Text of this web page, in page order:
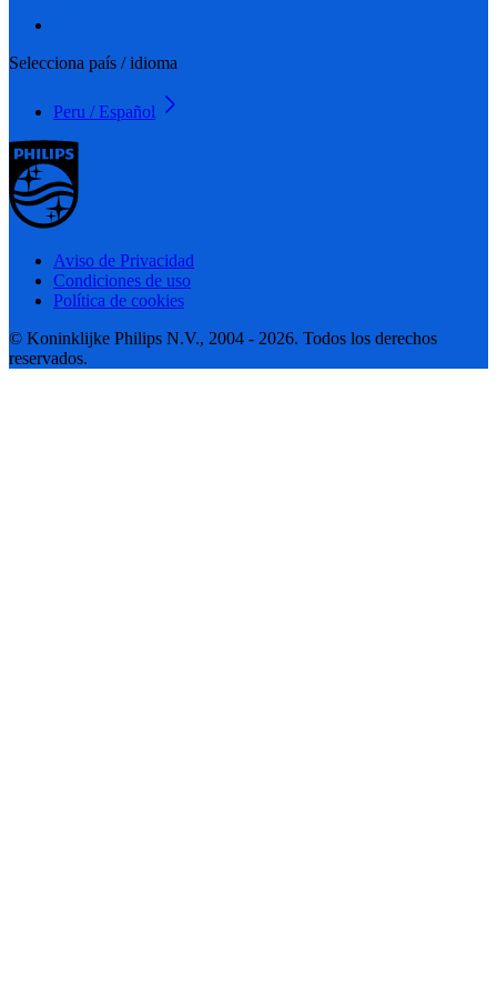
Selecciona país / idioma
Peru / Español
Aviso de Privacidad
Condiciones de uso
Política de cookies
© Koninklijke Philips N.V., 2004 - 2026. Todos los derechos
reservados.